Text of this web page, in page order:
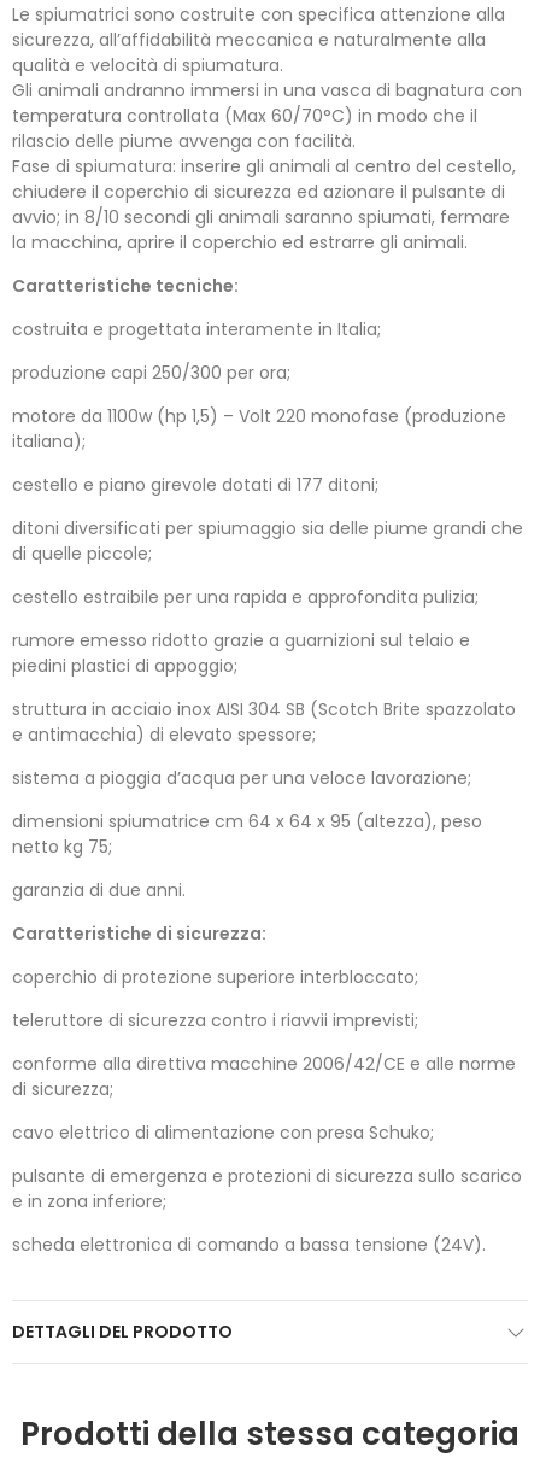
Le spiumatrici sono costruite con specifica attenzione alla
sicurezza, all’affidabilità meccanica e naturalmente alla
qualità e velocità di spiumatura.
Gli animali andranno immersi in una vasca di bagnatura con
temperatura controllata (Max 60/70°C) in modo che il
rilascio delle piume avvenga con facilità.
Fase di spiumatura: inserire gli animali al centro del cestello,
chiudere il coperchio di sicurezza ed azionare il pulsante di
avvio; in 8/10 secondi gli animali saranno spiumati, fermare
la macchina, aprire il coperchio ed estrarre gli animali.
Caratteristiche tecniche:
costruita e progettata interamente in Italia;
produzione capi 250/300 per ora;
motore da 1100w (hp 1,5) – Volt 220 monofase (produzione
italiana);
cestello e piano girevole dotati di 177 ditoni;
ditoni diversificati per spiumaggio sia delle piume grandi che
di quelle piccole;
cestello estraibile per una rapida e approfondita pulizia;
rumore emesso ridotto grazie a guarnizioni sul telaio e
piedini plastici di appoggio;
struttura in acciaio inox AISI 304 SB (Scotch Brite spazzolato
e antimacchia) di elevato spessore;
sistema a pioggia d’acqua per una veloce lavorazione;
dimensioni spiumatrice cm 64 x 64 x 95 (altezza), peso
netto kg 75;
garanzia di due anni.
Caratteristiche di sicurezza:
coperchio di protezione superiore interbloccato;
teleruttore di sicurezza contro i riavvii imprevisti;
conforme alla direttiva macchine 2006/42/CE e alle norme
di sicurezza;
cavo elettrico di alimentazione con presa Schuko;
pulsante di emergenza e protezioni di sicurezza sullo scarico
e in zona inferiore;
scheda elettronica di comando a bassa tensione (24V).
DETTAGLI DEL PRODOTTO
Prodotti della stessa categoria